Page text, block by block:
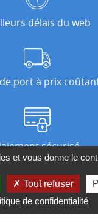
délais du web
port à prix
sécurisé
Nos magasins
et vous donne le
Tout refuser
de confidentialité